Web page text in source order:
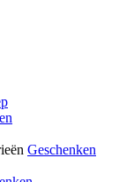
Geschenken